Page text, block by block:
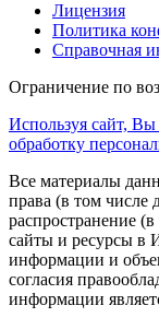
Лицензия
Политика
Справочная
Ограничение по
Используя сайт, Вы
обработку
Все материалы
права (в том числе
распространение
сайты и ресурсы в
информации и
согласия
информации